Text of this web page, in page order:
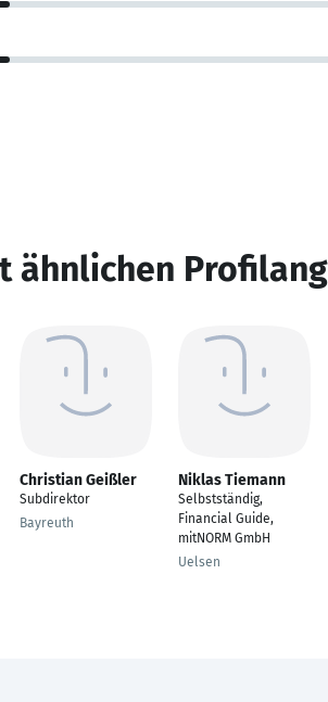
ähnlichen
Christian Geißler
Subdirektor
Bayreuth
Niklas Tiemann
Selbstständig,
Financial Guide,
mitNORM GmbH
Uelsen